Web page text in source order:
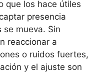
que los hace útiles
presencia
se mueva. Sin
reaccionar a
o ruidos fuertes,
y el ajuste son